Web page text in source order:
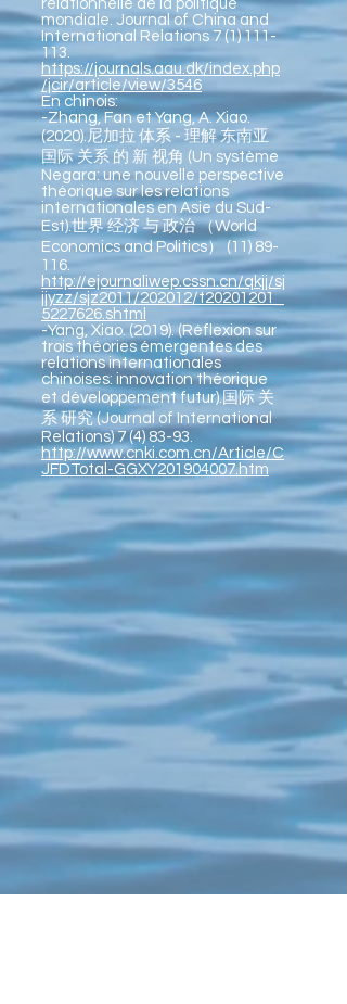
relationnelle de la politique
mondiale. Journal of China and
International Relations 7 (1) 111-
113.
https://journals.aau.dk/index.php
/jcir/article/view/3546
En chinois:
-Zhang, Fan et Yang, A. Xiao.
(2020).尼加拉 体系 - 理解 东南亚
国际 关系 的 新 视角 (Un système
Negara: une nouvelle perspective
théorique sur les relations
internationales en Asie du Sud-
Est).世界 经济 与 政治 （World
Economics and Politics） (11) 89-
116.
http://ejournaliwep.cssn.cn/qkjj/sj
jjyzz/sjz2011/202012/t20201201_
5227626.shtml
-Yang, Xiao. (2019). (Réflexion sur
trois théories émergentes des
relations internationales
chinoises: innovation théorique
et développement futur).国际 关
系 研究 (Journal of International
Relations) 7 (4) 83-93.
http://www.cnki.com.cn/Article/C
JFDTotal-GGXY201904007.htm